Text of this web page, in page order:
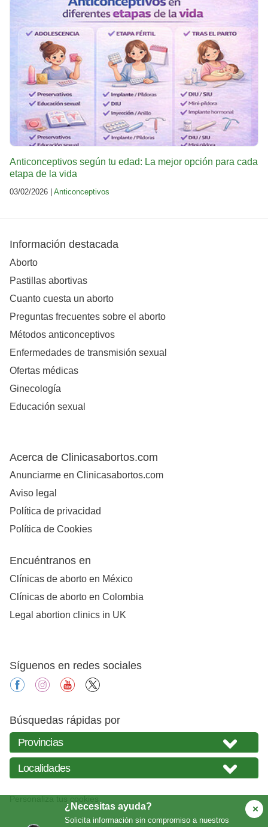
Anticonceptivos según tu edad: La mejor opción para cada
etapa de la vida
03/02/2026 | Anticonceptivos
¿Necesitas ayuda?
Solicita información sin compromiso a nuestros
Información destacada
Aborto
Pastillas abortivas
Cuanto cuesta un aborto
Preguntas frecuentes sobre el aborto
Métodos anticonceptivos
Enfermedades de transmisión sexual
Ofertas médicas
Ginecología
Educación sexual
Acerca de Clinicasabortos.com
Anunciarme en Clinicasabortos.com
Aviso legal
Política de privacidad
Política de Cookies
Encuéntranos en
Clínicas de aborto en México
Clínicas de aborto en Colombia
Legal abortion clinics in UK
Síguenos en redes sociales
facebookinstagramyoutube
Búsquedas rápidas por